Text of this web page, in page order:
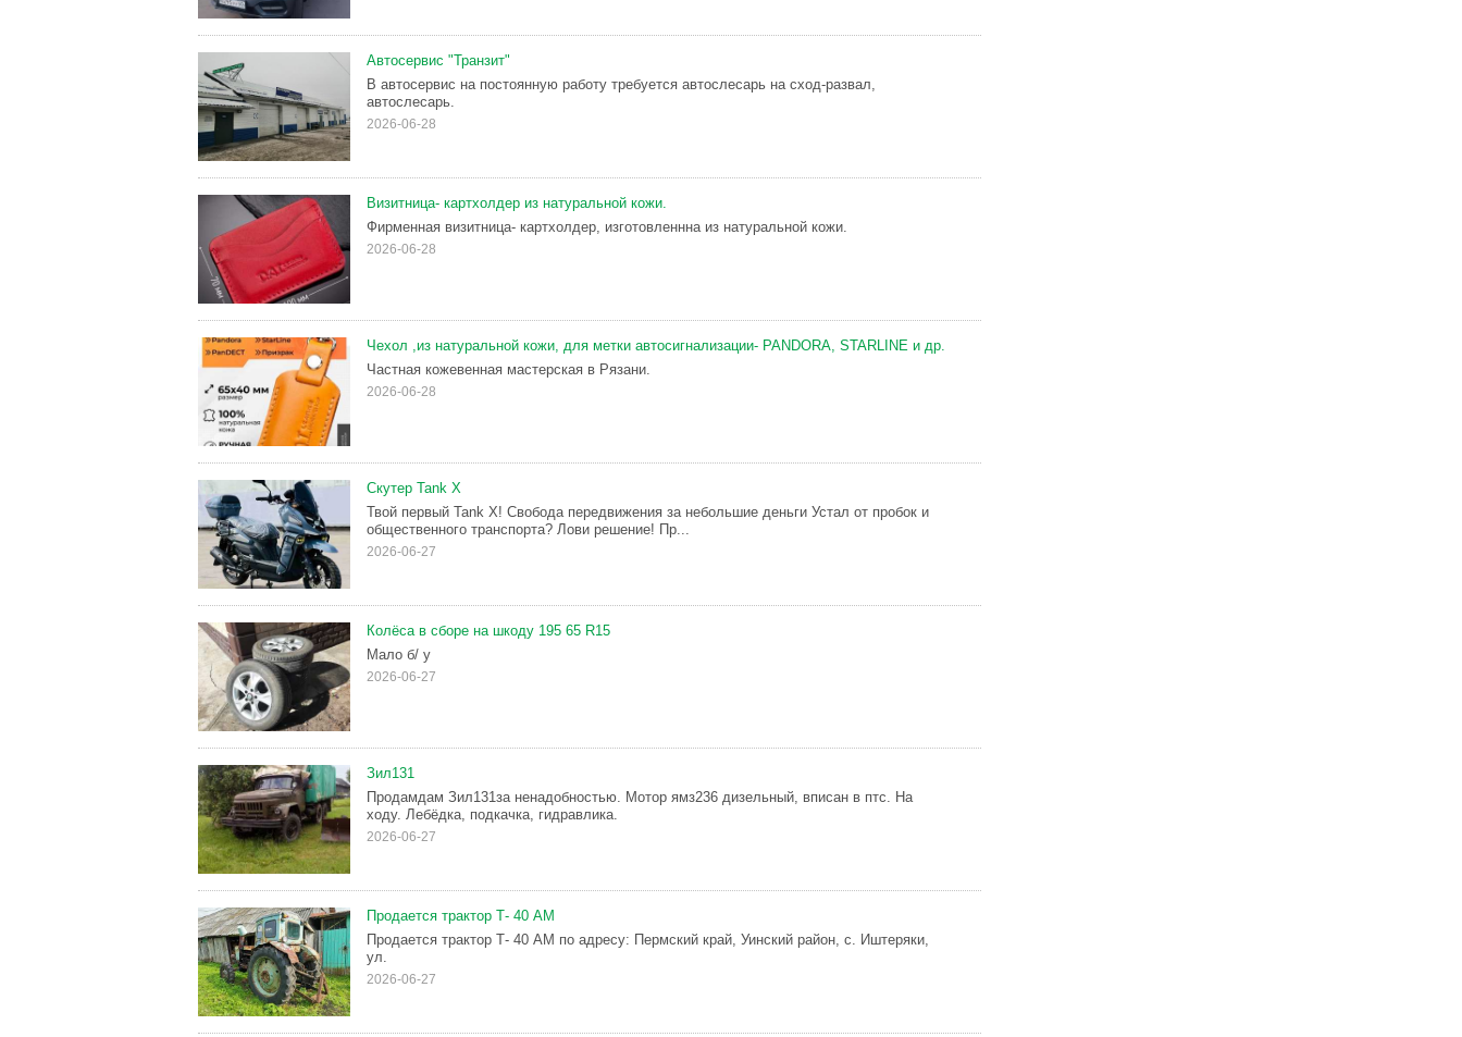
Автосервис "Транзит"
В автосервис на постоянную работу требуется автослесарь на сход-развал,
автослесарь.
2026-06-28
Визитница- картхолдер из натуральной кожи.
Фирменная визитница- картхолдер, изготовленнна из натуральной кожи.
2026-06-28
Чехол ,из натуральной кожи, для метки автосигнализации- PANDORA, STARLINE и др.
Частная кожевенная мастерская в Рязани.
2026-06-28
Скутер Tank X
Твой первый Tank X! Свобода передвижения за небольшие деньги Устал от пробок и
общественного транспорта? Лови решение! Пр...
2026-06-27
Колёса в сборе на шкоду 195 65 R15
Мало б/ у
2026-06-27
Зил131
Продамдам Зил131за ненадобностью. Мотор ямз236 дизельный, вписан в птс. На
ходу. Лебёдка, подкачка, гидравлика.
2026-06-27
Продается трактор Т- 40 АМ
Продается трактор Т- 40 АМ по адресу: Пермский край, Уинский район, с. Иштеряки,
ул.
2026-06-27